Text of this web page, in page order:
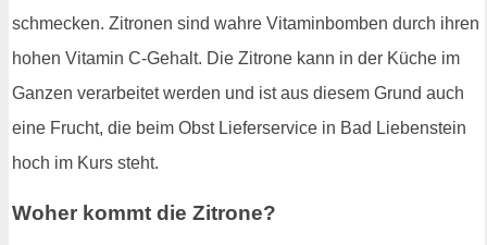
schmecken. Zitronen sind wahre Vitaminbomben durch ihren
hohen Vitamin C-Gehalt. Die Zitrone kann in der Küche im
Ganzen verarbeitet werden und ist aus diesem Grund auch
eine Frucht, die beim Obst Lieferservice in Bad Liebenstein
hoch im Kurs steht.
Woher kommt die Zitrone?